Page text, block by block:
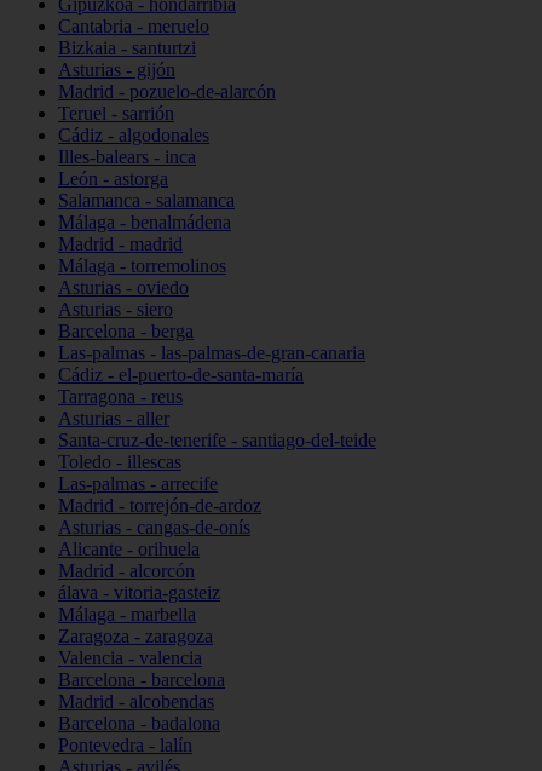
Gipuzkoa - hondarribia
Cantabria - meruelo
Bizkaia - santurtzi
Asturias - gijón
Madrid - pozuelo-de-alarcón
Teruel - sarrión
Cádiz - algodonales
Illes-balears - inca
León - astorga
Salamanca - salamanca
Málaga - benalmádena
Madrid - madrid
Málaga - torremolinos
Asturias - oviedo
Asturias - siero
Barcelona - berga
Las-palmas - las-palmas-de-gran-canaria
Cádiz - el-puerto-de-santa-maría
Tarragona - reus
Asturias - aller
Santa-cruz-de-tenerife - santiago-del-teide
Toledo - illescas
Las-palmas - arrecife
Madrid - torrejón-de-ardoz
Asturias - cangas-de-onís
Alicante - orihuela
Madrid - alcorcón
álava - vitoria-gasteiz
Málaga - marbella
Zaragoza - zaragoza
Valencia - valencia
Barcelona - barcelona
Madrid - alcobendas
Barcelona - badalona
Pontevedra - lalín
Asturias - avilés